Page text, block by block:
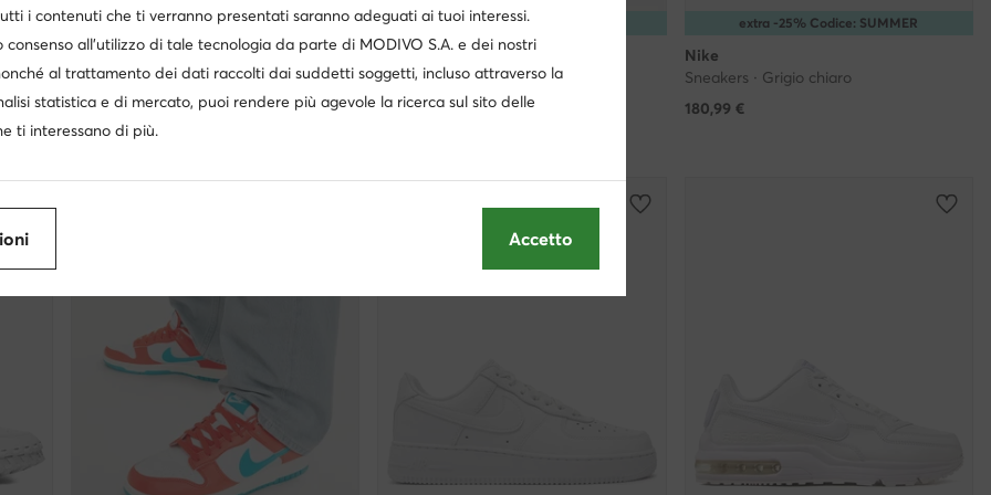
extra -25% Codice: SUMMER
Nike
Sneakers · Bianco
Prezzo attuale
81,95€
Prezzo regolare
extra -25% Codice: SUMMER
Nike
Sneakers · Argento
152,99€
extra -25% Codice: SUMMER
Nike
Sneakers · Grigio chiaro
180,99 €
i contenuti che ti verranno presentati saranno adeguati ai tuoi interessi.
consenso all’utilizzo di tale tecnologia da parte di MODIVO S.A. e dei nostri
al trattamento dei dati raccolti dai suddetti soggetti, incluso attraverso la
statistica e di mercato, puoi rendere più agevole la ricerca sul sito delle
ti interessano di più.
Accetto